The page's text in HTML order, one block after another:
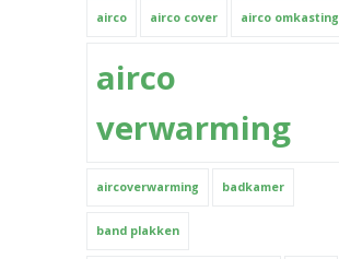
airco airco cover airco omkasting
airco
verwarming
aircoverwarming badkamer
band plakken